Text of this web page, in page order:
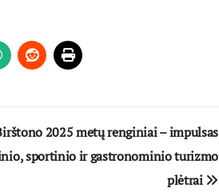
2025 metų renginiai – impulsas
sportinio ir gastronominio turizmo
plėtrai